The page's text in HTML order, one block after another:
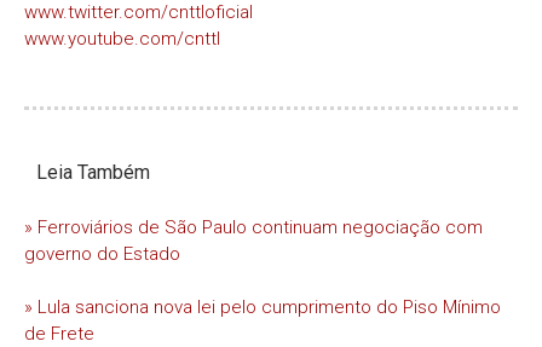
www.twitter.com/cnttloficial
www.youtube.com/cnttl
Leia Também
» Ferroviários de São Paulo continuam negociação com
governo do Estado
» Lula sanciona nova lei pelo cumprimento do Piso Mínimo
de Frete